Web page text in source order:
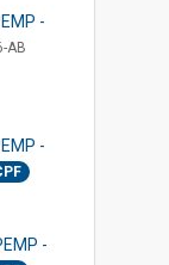
-
AB
-
-